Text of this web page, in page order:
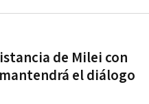
de Milei con
el diálogo